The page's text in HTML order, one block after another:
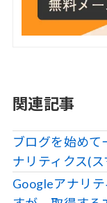
関連記事
ブログを始めて
ナリティクス(
Googleアナリ